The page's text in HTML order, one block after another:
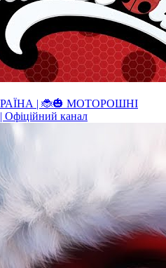
| 🐞🎃 МОТОРОШНІ
канал